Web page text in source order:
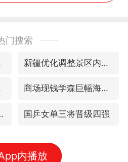
门搜索
新疆优化调整景区内自驾服务费
棚 商场现钱学森巨幅海报 负责人回应
伤害多人 国乒女单三将晋级四强
内播放